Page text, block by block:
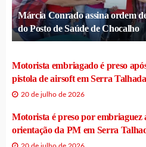
Márcia Conrado assina ordem
do Posto de Saúde de Chocalho
Motorista embriagado é preso
pistola de airsoft em Serra Talhada
20 de julho de 2026
Motorista é preso por embriaguez
orientação da PM em Serra